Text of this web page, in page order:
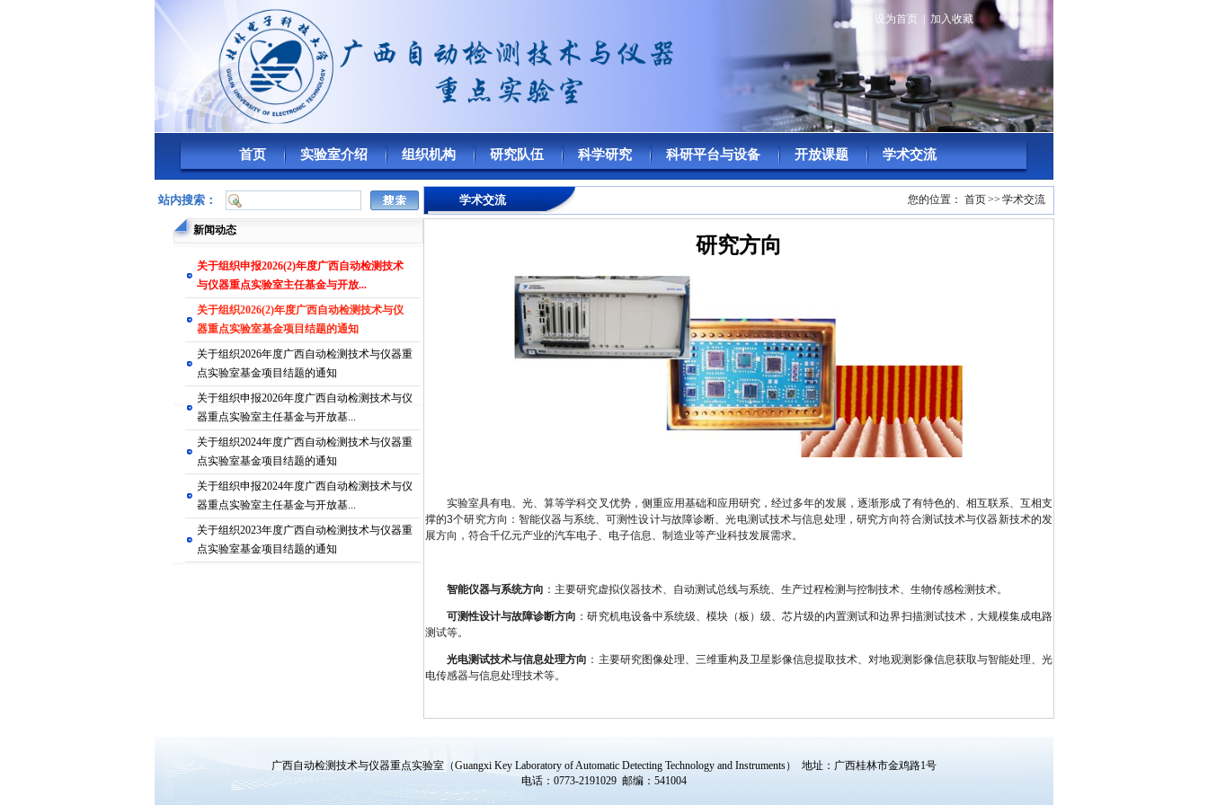
设为首页 加入收藏
首页 实验室介绍 组织机构 研究队伍 科学研究 科研平台与设备 开放课题 学术交流
站内搜索：
新闻动态
​关于组织申报2026(2)年度广西自动检测技术
与仪器重点实验室主任基金与开放...
关于组织2026(2)年度广西自动检测技术与仪
器重点实验室基金项目结题的通知
关于组织2026年度广西自动检测技术与仪器重
点实验室基金项目结题的通知
​关于组织申报2026年度广西自动检测技术与仪
器重点实验室主任基金与开放基...
关于组织2024年度广西自动检测技术与仪器重
点实验室基金项目结题的通知
关于组织申报2024年度广西自动检测技术与仪
器重点实验室主任基金与开放基...
关于组织2023年度广西自动检测技术与仪器重
点实验室基金项目结题的通知
学术交流 您的位置： 首页>> 学术交流
研究方向
实验室具有电、光、算等学科交叉优势，侧重应用基础和应用研究，经过多年的发展，逐渐形成了有特色的、相互联系、互相支
撑的3个研究方向：智能仪器与系统、可测性设计与故障诊断、光电测试技术与信息处理，研究方向符合测试技术与仪器新技术的发
展方向，符合千亿元产业的汽车电子、电子信息、制造业等产业科技发展需求。
智能仪器与系统方向 ：主要研究虚拟仪器技术、自动测试总线与系统、生产过程检测与控制技术、生物传感检测技术。
可测性设计与故障诊断方向 ：研究机电设备中系统级、模块（板）级、芯片级的内置测试和边界扫描测试技术，大规模集成电路
测试等。
光电测试技术与信息处理方向 ：主要研究图像处理、三维重构及卫星影像信息提取技术、对地观测影像信息获取与智能处理、光
电传感器与信息处理技术等。
广西自动检测技术与仪器重点实验室（Guangxi Key Laboratory of Automatic Detecting Technology and Instruments） 地址：广西桂林市金鸡路1号
电话：0773-2191029 邮编：541004